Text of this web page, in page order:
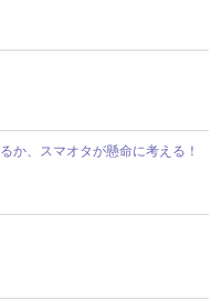
か、スマオタが懸命に考える！